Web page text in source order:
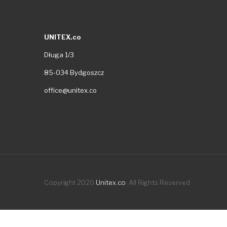
UNITEX.co
Długa 1/3
85-034 Bydgoszcz
office@unitex.co
Copyright 2020 Unitex.co . All Rights Reserved